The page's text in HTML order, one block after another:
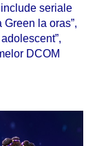
seriale
Green la oras”,
DCOM